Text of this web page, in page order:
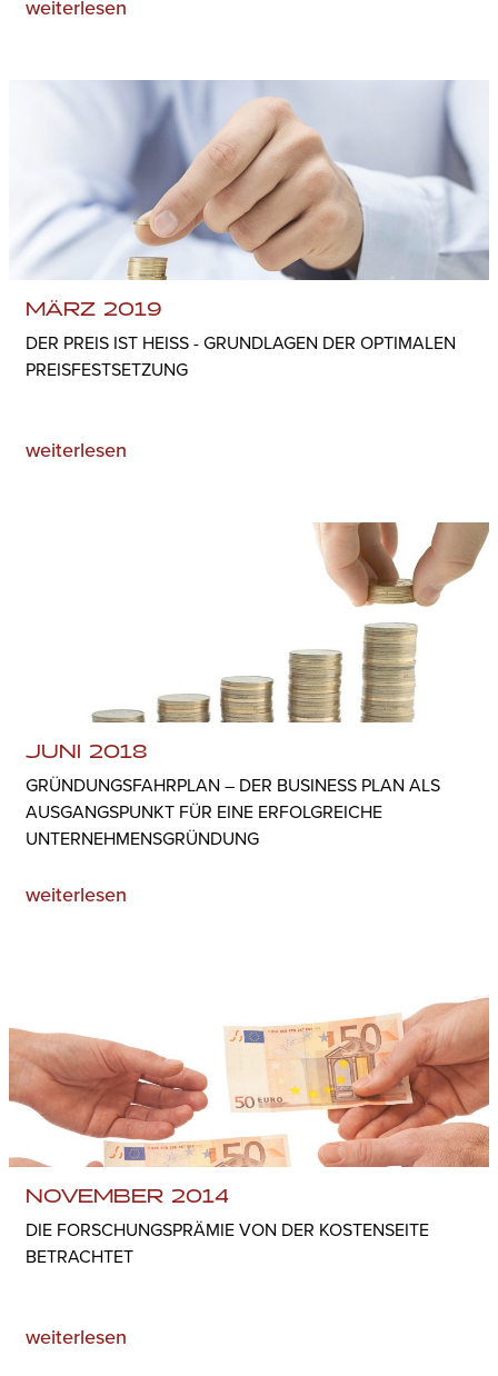
weiterlesen
MÄRZ 2019
DER PREIS IST HEISS - GRUNDLAGEN DER OPTIMALEN P
REISFESTSETZUNG
weiterlesen
JUNI 2018
GRÜNDUNGSFAHRPLAN – DER BUSINESS PLAN ALS
AUSGANGSPUNKT FÜR EINE ERFOLGREICHE
UNTERNEHMENSGRÜNDUNG
weiterlesen
NOVEMBER 2014
DIE FORSCHUNGSPRÄMIE VON DER KOSTENSEITE
BETRACHTET
weiterlesen